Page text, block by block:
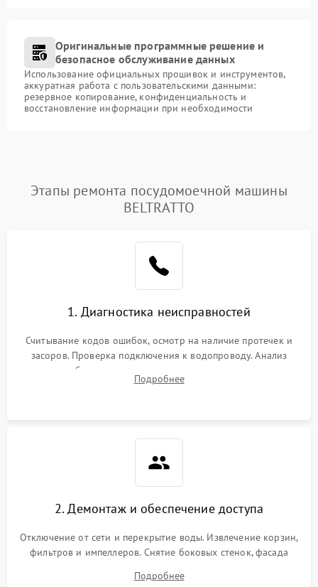
Оригинальные программные решение и
безопасное обслуживание данных
Использование официальных прошивок и инструментов,
аккуратная работа с пользовательскими данными:
резервное копирование, конфиденциальность и
восстановление информации при необходимости
Этапы ремонта посудомоечной машины
BELTRATTO
1. Диагностика неисправностей
Считывание кодов ошибок, осмотр на наличие протечек и
засоров. Проверка подключения к водопроводу. Анализ
жалоб на отсутствие слива, нагрева, вращения
разбрызгивателей или срабатывание системы защиты
Подробнее
2. Демонтаж и обеспечение доступа
Отключение от сети и перекрытие воды. Извлечение корзин,
фильтров и импеллеров. Снятие боковых стенок, фасада
циркуляционному насосу, ТЭНу и сливной помпе.
Подробнее